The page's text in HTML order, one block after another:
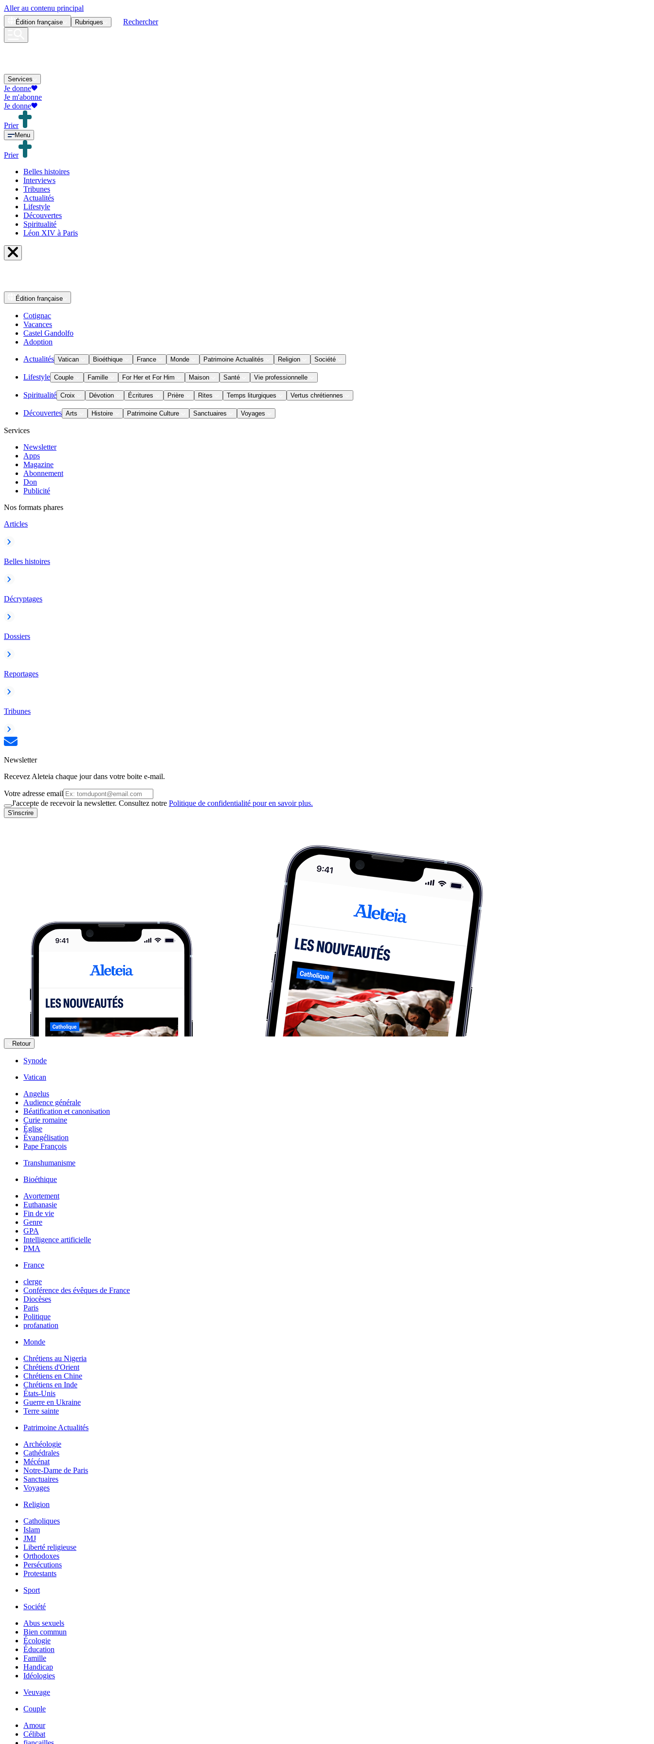
Aller au contenu principal
Édition française Rubriques Rechercher
Services
Je donne
Je m'abonne
Je donne
Prier
Menu
Prier
Belles histoires
Interviews
Tribunes
Actualités
Lifestyle
Découvertes
Spiritualité
Léon XIV à Paris
Édition française
Cotignac
Vacances
Castel Gandolfo
Adoption
Actualités Vatican Bioéthique France Monde Patrimoine Actualités Religion Société
Lifestyle Couple Famille For Her et For Him Maison Santé Vie professionnelle
Spiritualité Croix Dévotion Écritures Prière Rites Temps liturgiques Vertus chrétiennes
Découvertes Arts Histoire Patrimoine Culture Sanctuaires Voyages
Services
Newsletter
Apps
Magazine
Abonnement
Don
Publicité
Nos formats phares
Articles
Belles histoires
Décryptages
Dossiers
Reportages
Tribunes
Newsletter
Recevez Aleteia chaque jour dans votre boite e-mail.
Votre adresse email
J'accepte de recevoir la newsletter. Consultez notre Politique de confidentialité pour en savoir plus.
S'inscrire
Retour
Synode
Vatican
Angelus
Audience générale
Béatification et canonisation
Curie romaine
Église
Évangélisation
Pape François
Transhumanisme
Bioéthique
Avortement
Euthanasie
Fin de vie
Genre
GPA
Intelligence artificielle
PMA
France
clerge
Conférence des évêques de France
Diocèses
Paris
Politique
profanation
Monde
Chrétiens au Nigeria
Chrétiens d'Orient
Chrétiens en Chine
Chrétiens en Inde
États-Unis
Guerre en Ukraine
Terre sainte
Patrimoine Actualités
Archéologie
Cathédrales
Mécénat
Notre-Dame de Paris
Sanctuaires
Voyages
Religion
Catholiques
Islam
JMJ
Liberté religieuse
Orthodoxes
Persécutions
Protestants
Sport
Société
Abus sexuels
Bien commun
Écologie
Éducation
Famille
Handicap
Idéologies
Veuvage
Couple
Amour
Célibat